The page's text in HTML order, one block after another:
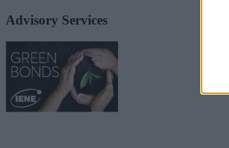
Advisory Services